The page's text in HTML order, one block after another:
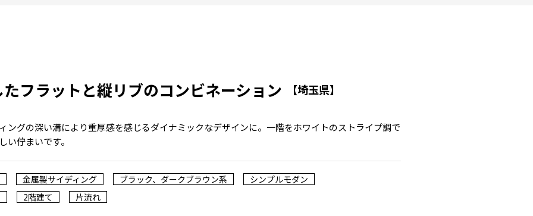
フラットと縦リブのコンビネーション 【埼玉県】
ングの深い溝により重厚感を感じるダイナミックなデザインに。一階をホワイトのストライプ調で
い佇まいです。
金属製サイディング ブラック、ダークブラウン系
シンプルモダン
2階建て 片流れ